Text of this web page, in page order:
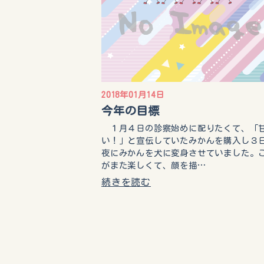
2018年01月14日
今年の目標
１月４日の診察始めに配りたくて、「
い！」と宣伝していたみかんを購入し３
夜にみかんを犬に変身させていました。
がまた楽しくて、顔を描…
続きを読む